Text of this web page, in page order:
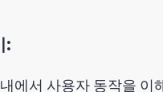
:
에서 사용자 동작을